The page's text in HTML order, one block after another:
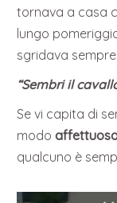
tornava a casa
lungo
sgridava
“Sembri il
Se vi capita di
modo
qualcuno è